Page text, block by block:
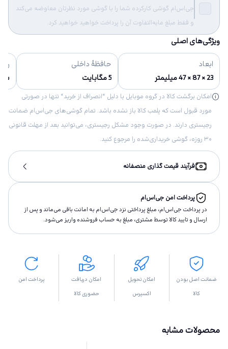
جی‌اس‌ام گوشی کارکرده شما را با گوشی مورد نظرتان معاوضه می‌کند
و فقط مبلغ مابه‌التفاوت آن را پرداخت خواهید خواهید کرد.
ویژگی‌های اصلی
ابعاد
23 × 87 × 47 میلیمتر
حافظهٔ داخلی
5 مگابایت
امکان برگشت کالا در گروه موبایل با دلیل “انصراف از خرید“ تنها در صورتی
مورد قبول است که پلمب کالا باز نشده باشد. تمام گوشی‌های جی‌اس‌ام ضمانت
رجیستری دارند. در صورت وجود مشکل رجیستری، می‌توانید بعد از مهلت قانونی
۳۰ روزه، گوشی خریداری‌شده را مرجوع کنید.
فرآیند قیمت گذاری منصفانه
پرداخت امن جی‌اس‌ام
در پرداخت جی‌اس‌ام، مبلغ پرداختى نزد جی‌اس‌ام به امانت باقى مى‌ماند و پس از
ارسال و تاييد كالا توسط مشتری، مبلغ به حساب فروشنده واريز مى‌شود.
ضمانت اصل بودن
کالا
امکان تحویل
اکسپرس
امکان دریافت
حضوری کالا
پرداخت امن
محصولات مشابه